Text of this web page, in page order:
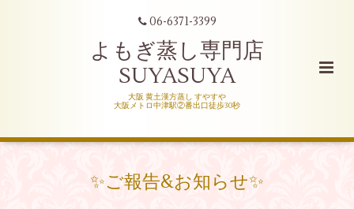
06-6371-3399
よもぎ蒸し専門店
SUYASUYA
大阪 黄土漢方蒸し すやすや
大阪メトロ中津駅②番出口徒歩30秒
✨ご報告&お知らせ✨